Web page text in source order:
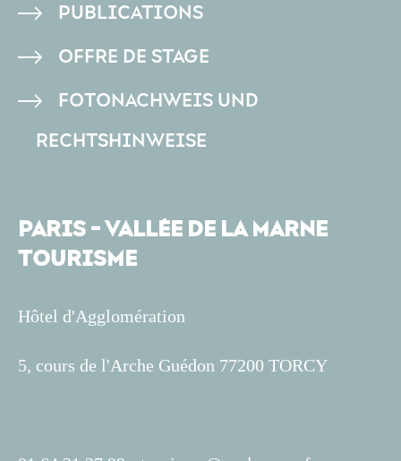
PUBLICATIONS
OFFRE DE STAGE
FOTONACHWEIS UND
RECHTSHINWEISE
PARIS - VALLÉE DE LA MARNE
TOURISME
Hôtel d'Agglomération
5, cours de l'Arche Guédon 77200 TORCY